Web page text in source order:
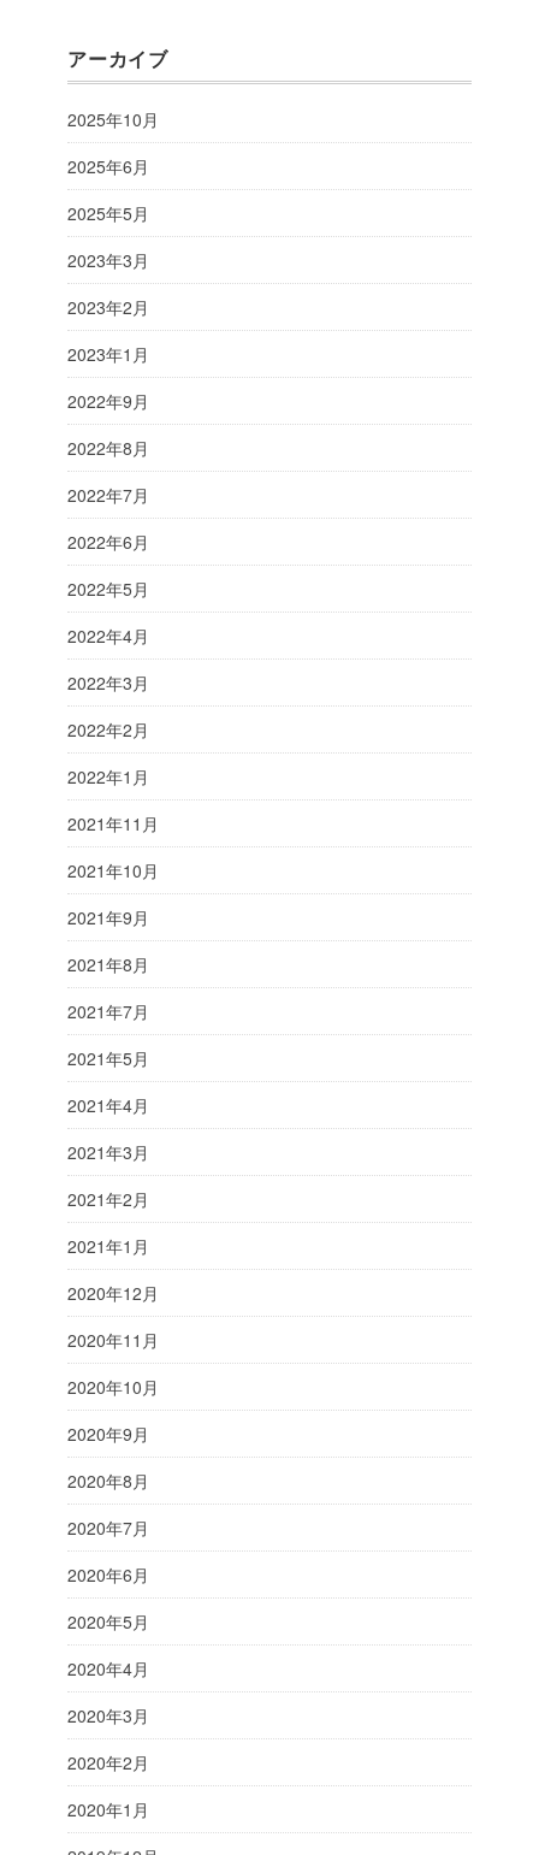
アーカイブ
2025年10月
2025年6月
2025年5月
2023年3月
2023年2月
2023年1月
2022年9月
2022年8月
2022年7月
2022年6月
2022年5月
2022年4月
2022年3月
2022年2月
2022年1月
2021年11月
2021年10月
2021年9月
2021年8月
2021年7月
2021年5月
2021年4月
2021年3月
2021年2月
2021年1月
2020年12月
2020年11月
2020年10月
2020年9月
2020年8月
2020年7月
2020年6月
2020年5月
2020年4月
2020年3月
2020年2月
2020年1月